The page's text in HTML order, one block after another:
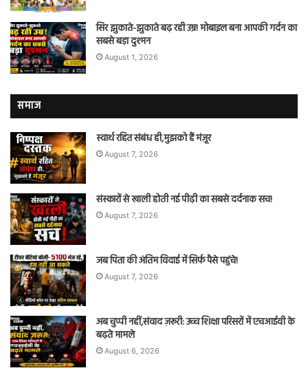
सिर झुकाते-झुकाते बढ़ रही उम्र! मोबाइल बना आपकी गर्दन का
सबसे बड़ा दुश्मन
August 1, 2026
समाज
स्वार्थ रहित संबंध ही,मुझको हैं मंज़ूर
August 7, 2026
संस्कारों से खाली होती नई पीढ़ी का सबसे दर्दनाक सच!
August 7, 2026
जब पिता की अंतिम विदाई में सिर्फ पैसे पहुंचे!
August 7, 2026
अब चुप्पी नहीं,संवाद ज़रूरी: उच्च शिक्षा परिसरों में एचआईवी के
बढ़ते मामले
August 6, 2026